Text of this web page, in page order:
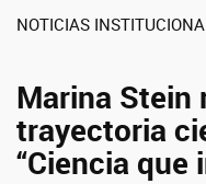
NOTICIAS
Marina Stein
trayectoria
“Ciencia que